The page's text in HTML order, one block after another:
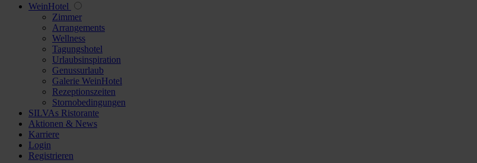
WeinHotel
Zimmer
Arrangements
Wellness
Tagungshotel
Urlaubsinspiration
Genussurlaub
Galerie WeinHotel
Rezeptionszeiten
Stornobedingungen
SILVAs Ristorante
Aktionen & News
Karriere
Login
Registrieren